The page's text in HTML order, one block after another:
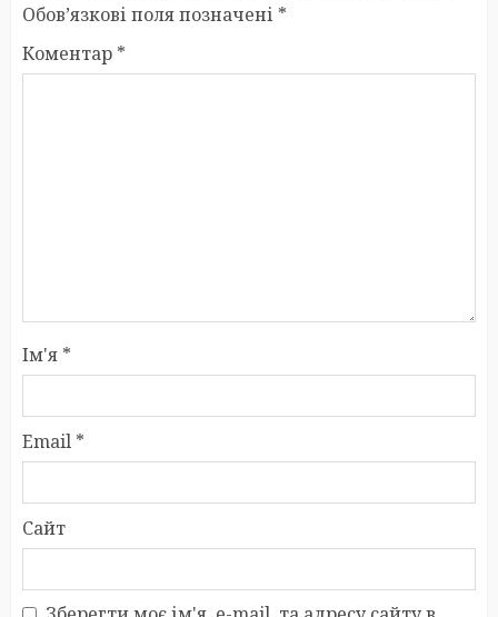
Обов’язкові поля позначені *
Коментар *
Ім'я *
Email *
Сайт